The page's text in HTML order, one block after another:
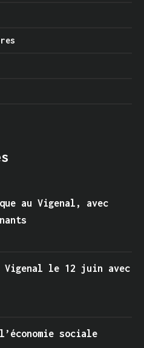
au Vigenal, avec
Vigenal le 12 juin avec
sociale